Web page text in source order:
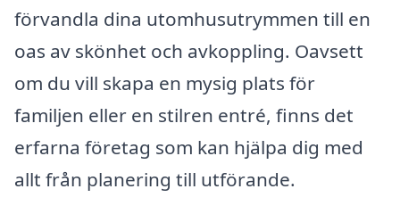
förvandla dina utomhusutrymmen till en
oas av skönhet och avkoppling. Oavsett
om du vill skapa en mysig plats för
familjen eller en stilren entré, finns det
erfarna företag som kan hjälpa dig med
allt från planering till utförande.